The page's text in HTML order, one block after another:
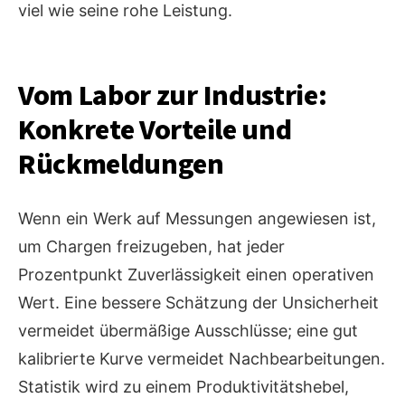
viel wie seine rohe Leistung.
Vom Labor zur Industrie:
Konkrete Vorteile und
Rückmeldungen
Wenn ein Werk auf Messungen angewiesen ist,
um Chargen freizugeben, hat jeder
Prozentpunkt Zuverlässigkeit einen operativen
Wert. Eine bessere Schätzung der Unsicherheit
vermeidet übermäßige Ausschlüsse; eine gut
kalibrierte Kurve vermeidet Nachbearbeitungen.
Statistik wird zu einem Produktivitätshebel,